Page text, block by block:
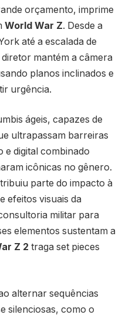
orçamento, imprime
World War Z. Desde a
até a escalada de
mantém a câmera
planos inclinados e
urgência.
ágeis, capazes de
ultrapassam barreiras
e digital combinado
icônicas no gênero.
parte do impacto à
efeitos visuais da
militar para
elementos sustentam a
Z 2 traga set pieces
alternar sequências
silenciosas, como o